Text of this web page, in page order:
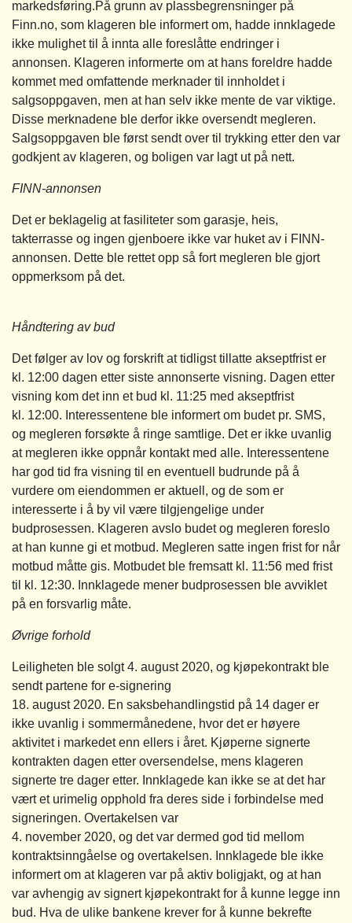
markedsføring.På grunn av plassbegrensninger på
Finn.no, som klageren ble informert om, hadde innklagede
ikke mulighet til å innta alle foreslåtte endringer i
annonsen. Klageren informerte om at hans foreldre hadde
kommet med omfattende merknader til innholdet i
salgsoppgaven, men at han selv ikke mente de var viktige.
Disse merknadene ble derfor ikke oversendt megleren.
Salgsoppgaven ble først sendt over til trykking etter den var
godkjent av klageren, og boligen var lagt ut på nett.
FINN-annonsen
Det er beklagelig at fasiliteter som garasje, heis,
takterrasse og ingen gjenboere ikke var huket av i FINN-
annonsen. Dette ble rettet opp så fort megleren ble gjort
oppmerksom på det.
Håndtering av bud
Det følger av lov og forskrift at tidligst tillatte akseptfrist er
kl. 12:00 dagen etter siste annonserte visning. Dagen etter
visning kom det inn et bud kl. 11:25 med akseptfrist
kl. 12:00. Interessentene ble informert om budet pr. SMS,
og megleren forsøkte å ringe samtlige. Det er ikke uvanlig
at megleren ikke oppnår kontakt med alle. Interessentene
har god tid fra visning til en eventuell budrunde på å
vurdere om eiendommen er aktuell, og de som er
interesserte i å by vil være tilgjengelige under
budprosessen. Klageren avslo budet og megleren foreslo
at han kunne gi et motbud. Megleren satte ingen frist for når
motbud måtte gis. Motbudet ble fremsatt kl. 11:56 med frist
til kl. 12:30. Innklagede mener budprosessen ble avviklet
på en forsvarlig måte.
Øvrige forhold
Leiligheten ble solgt 4. august 2020, og kjøpekontrakt ble
sendt partene for e-signering
18. august 2020. En saksbehandlingstid på 14 dager er
ikke uvanlig i sommermånedene, hvor det er høyere
aktivitet i markedet enn ellers i året. Kjøperne signerte
kontrakten dagen etter oversendelse, mens klageren
signerte tre dager etter. Innklagede kan ikke se at det har
vært et urimelig opphold fra deres side i forbindelse med
signeringen. Overtakelsen var
4. november 2020, og det var dermed god tid mellom
kontraktsinngåelse og overtakelsen. Innklagede ble ikke
informert om at klageren var på aktiv boligjakt, og at han
var avhengig av signert kjøpekontrakt for å kunne legge inn
bud. Hva de ulike bankene krever for å kunne bekrefte